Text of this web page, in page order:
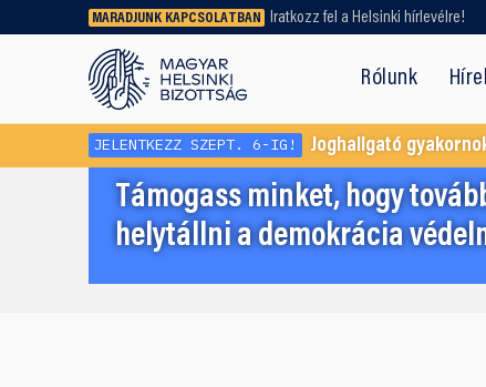
MARADJUNK KAPCSOLATBAN Iratkozz fel a Helsinki hírlevélre!
Rólunk
Régebbi tartalmat vagy
dokumentumot keresel? Használd a
keresőnket!
JELENTKEZZ SZEPT. 6-IG! Joghallgató
Támogass minket, hogy
helytállni a demokrácia